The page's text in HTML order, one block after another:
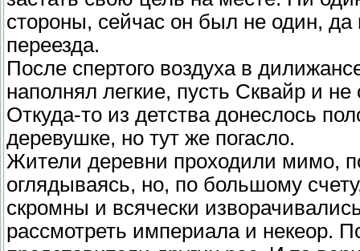
стороны, сейчас он был не один, да
переезда.
После спертого воздуха в
наполнял легкие, пусть Сквайр и
Откуда-то из детства донеслось
деревушке, но тут же погасло.
Жители деревни проходили мимо,
оглядываясь, но, по большому
скромны и всячески
рассмотреть империала и некеор.